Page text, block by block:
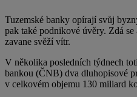
Tuzemské banky opírají svůj
pak také podnikové úvěry. Zdá
zavane svěží vítr.
V několika posledních týdnech
bankou (ČNB) dva dluhopisové
v celkovém objemu 130 miliard